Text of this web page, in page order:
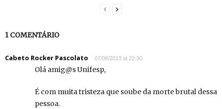
1 COMENTÁRIO
Cabeto Rocker Pascolato 07/08/2013 at 22:30
Olá amig@s Unifesp,
É com muita tristeza que soube da morte brutal dessa
pessoa.